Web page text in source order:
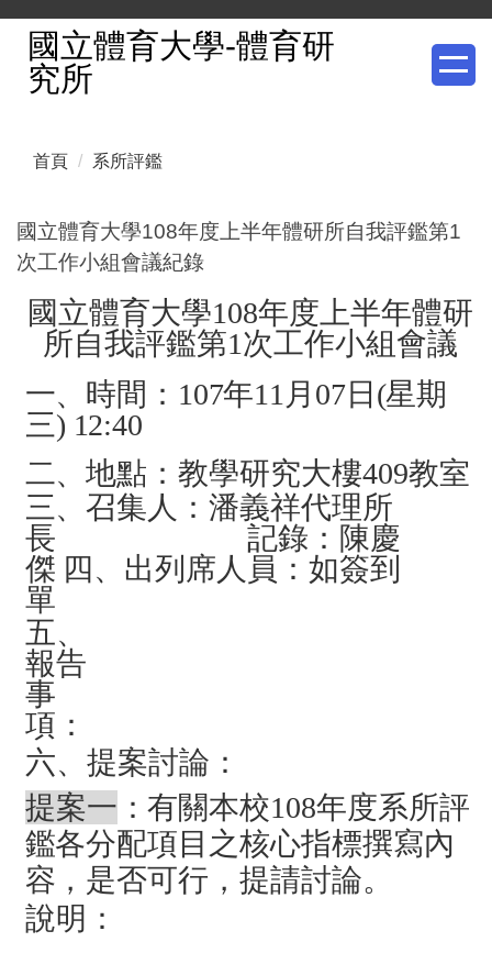
國立體育大學-體育研
究所
首頁 系所評鑑
國立體育大學108年度上半年體研所自我評鑑第1
次工作小組會議紀錄
國立體育大學108年度上半年體研
所自我評鑑第1次工作小組會議
一、時間： 107年11月07日(星期
三) 12:40
二、地點：教學研究大樓409教室
三、召集人：潘義祥代理所
長
記錄：陳慶
傑 四、出列席人員： 如簽到
單
五、
報告
事
項：
六、提案討論：
提案一 ：有關本校108年度系所評
鑑各分配項目之核心指標撰寫內
容，是否可行 ，提請討論。
說明：